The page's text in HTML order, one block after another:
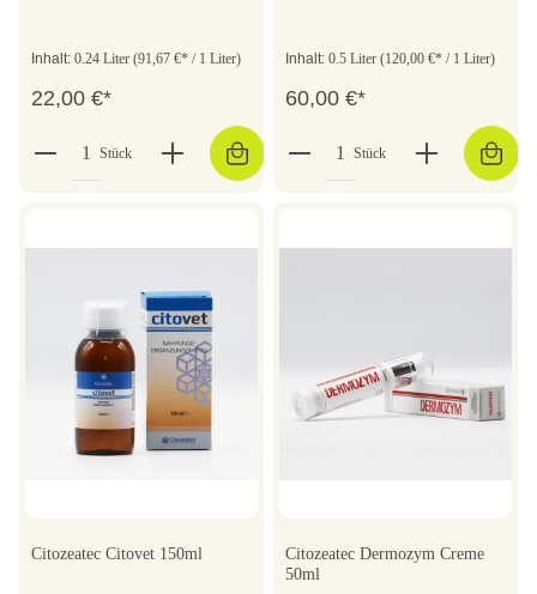
Inhalt: 0.24 Liter (91,67 €* / 1 Liter)
22,00 €*
Stück
Inhalt: 0.5 Liter (120,00 €* / 1 Liter)
60,00 €*
Stück
Citozeatec Citovet 150ml
Citozeatec Dermozym Creme
50ml